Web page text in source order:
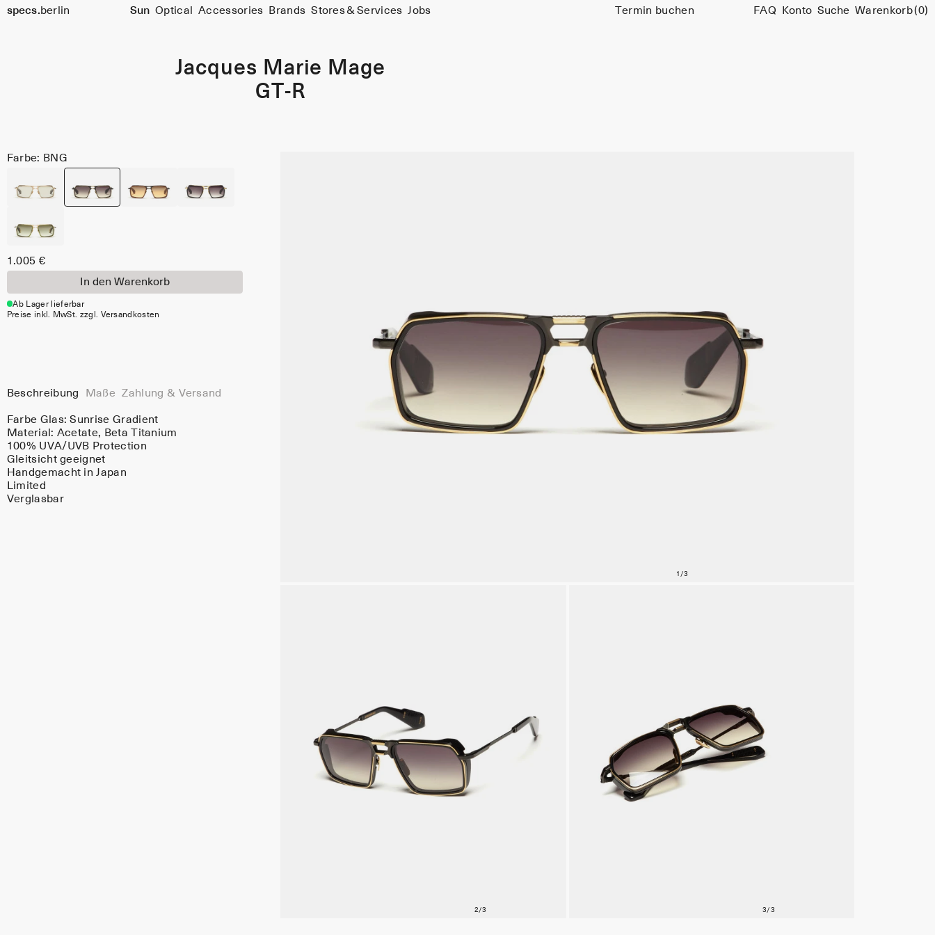
specs. berlin Sun Optical Accessories Brands Stores & Services Jobs Termin buchen FAQ Konto Suche Warenkorb(0)
Jacques Marie Mage
GT-R
Farbe: BNG
1.005 €
In den Warenkorb
Ab Lager lieferbar
Preise inkl. MwSt. zzgl. Versandkosten
Beschreibung Maße Zahlung & Versand
Farbe Glas:Sunrise Gradient
Material: Acetate, Beta Titanium
100% UVA/UVB Protection
Gleitsicht geeignet
Handgemacht in Japan
Limited
Verglasbar